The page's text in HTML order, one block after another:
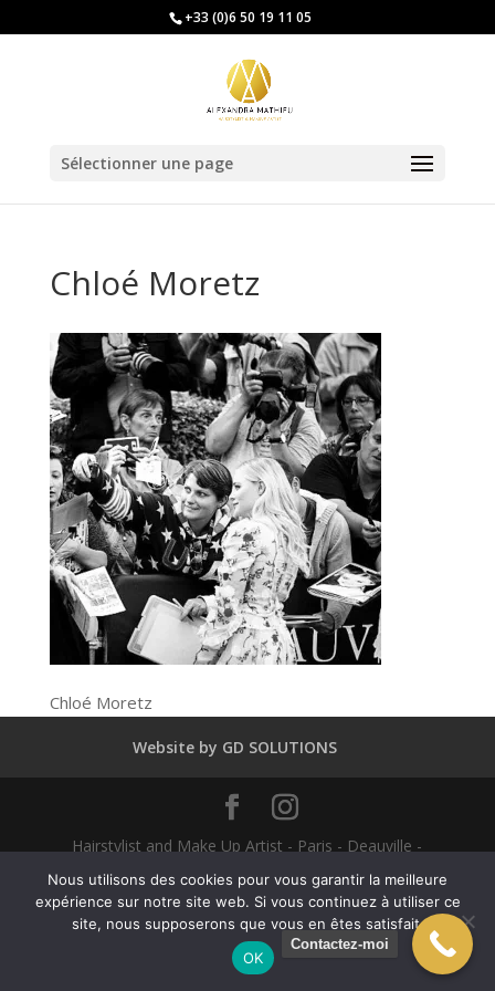
+33 (0)6 50 19 11 05
Sélectionner une page
Chloé Moretz
Chloé Moretz
Website by GD SOLUTIONS
Hairstylist and Make Up Artist - Paris - Deauville -
Dubaï - New York - Alexandra Mathieu 2025
Contactez-moi
English(Anglais) Français
Nous utilisons des cookies pour vous garantir la meilleure
expérience sur notre site web. Si vous continuez à utiliser ce
site, nous supposerons que vous en êtes satisfait.
OK